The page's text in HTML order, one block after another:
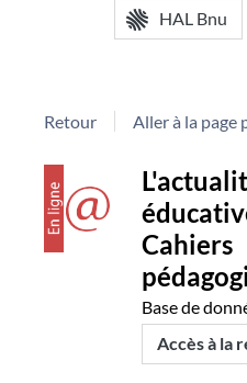
HAL Bnu
Retour Aller à la page
Détail
document
Cahiers
Base de
Accès à la